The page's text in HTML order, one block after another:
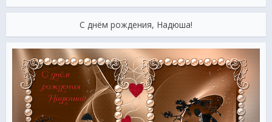
С днём рождения, Надюша!